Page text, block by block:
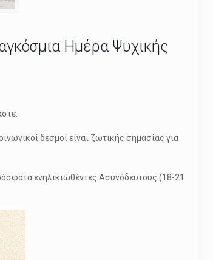
Ημέρα Ψυχικής
δεσμοί είναι ζωτικής σημασίας για
ενηλικιωθέντες Ασυνόδευτους (18-21